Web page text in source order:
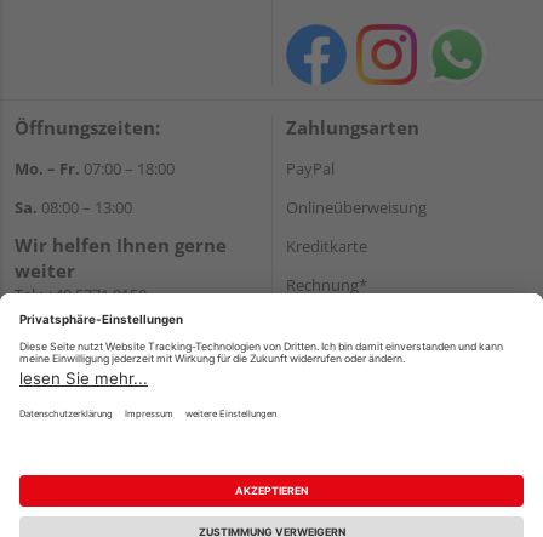
Öffnungszeiten:
Mo. – Fr. 07:00 – 18:00
Sa. 08:00 – 13:00
Wir helfen Ihnen gerne
weiter
Tel.:+49 5771 9150
E-Mail:info@holz-hassfeld.de
WhatsApp
Zahlungsarten
PayPal
Onlineüberweisung
Kreditkarte
Rechnung*
Versand
Impressum AGB Widerruf
Datenschutz
Reservierungsbedingungen
Vertrag widerrufen